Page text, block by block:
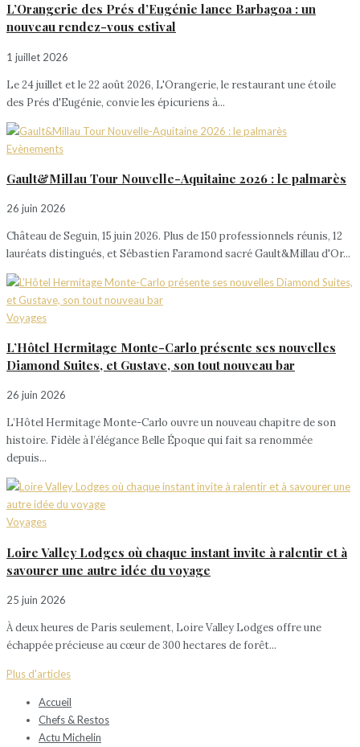
L’Orangerie des Prés d’Eugénie lance Barbagoa : un
nouveau rendez-vous estival
1 juillet 2026
Le 24 juillet et le 22 août 2026, L'Orangerie, le restaurant une étoile
des Prés d'Eugénie, convie les épicuriens à...
Evènements
Gault&Millau Tour Nouvelle-Aquitaine 2026 : le palmarès
26 juin 2026
Château de Seguin, 15 juin 2026. Plus de 150 professionnels réunis, 12
lauréats distingués, et Sébastien Faramond sacré Gault&Millau d'Or...
Voyages
L’Hôtel Hermitage Monte-Carlo présente ses nouvelles
Diamond Suites, et Gustave, son tout nouveau bar
26 juin 2026
L’Hôtel Hermitage Monte-Carlo ouvre un nouveau chapitre de son
histoire. Fidèle à l’élégance Belle Époque qui fait sa renommée
depuis...
Voyages
Loire Valley Lodges où chaque instant invite à ralentir et à
savourer une autre idée du voyage
25 juin 2026
À deux heures de Paris seulement, Loire Valley Lodges offre une
échappée précieuse au cœur de 300 hectares de forêt...
Plus d'articles
Accueil
Chefs & Restos
Actu Michelin